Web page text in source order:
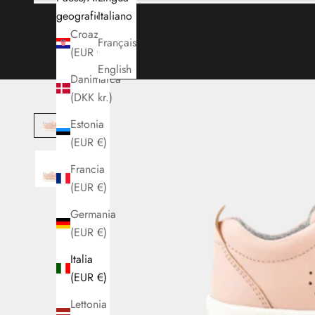
geografica
Croazia
(EUR €)
Danimarca
(DKK kr.)
Estonia
(EUR €)
Francia
(EUR €)
Germania
(EUR €)
Italia
(EUR €)
Lettonia
Italiano
Français
English